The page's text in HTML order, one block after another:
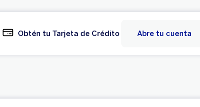
Obtén tu Tarjeta de Crédito Abre tu cuenta